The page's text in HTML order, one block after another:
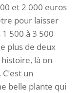
et 2 000 euros
pour laisser
500 à 3 500
plus de deux
là on
un
belle plante qui